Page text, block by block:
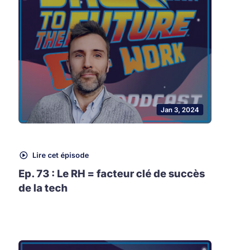
Jan 3, 2024
Lire cet épisode
Ep. 73 : Le RH = facteur clé de succès
de la tech